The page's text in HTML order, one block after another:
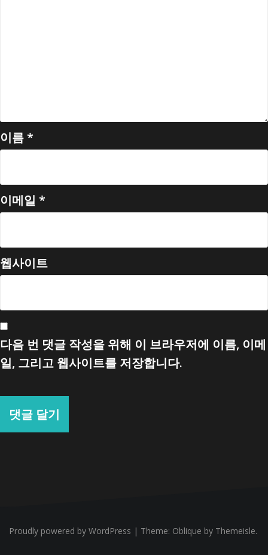
이름*
이메일 *
웹사이트
다음 번 댓글 작성을 위해 이 브라우저에 이름, 이메
일, 그리고 웹사이트를 저장합니다.
Proudly powered by WordPress | Theme: Oblique by Themeisle.